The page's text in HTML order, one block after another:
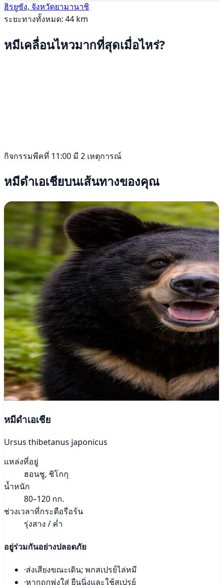
ฮิรยูซัง, จังหวัดยามานาชิ
ระยะทางทั้งหมด: 44 km
หมีเคลื่อนไหวมากที่สุดเมื่อไหร่?
กิจกรรมพีคที่ 11:00 มี 2 เหตุการณ์
หมีดำเอเชียบนเส้นทางของคุณ
หมีดำเอเชีย
Ursus thibetanus japonicus
แหล่งที่อยู่
ฮอนชู, ชิโกกุ
น้ำหนัก
80–120 กก.
ช่วงเวลาที่กระตือรือร้น
รุ่งสาง / ค่ำ
อยู่ร่วมกันอย่างปลอดภัย
·ส่งเสียงขณะเดิน; พกสเปรย์ไล่หมี
·หากถูกพุ่งใส่ ยืนนิ่งและใช้สเปรย์